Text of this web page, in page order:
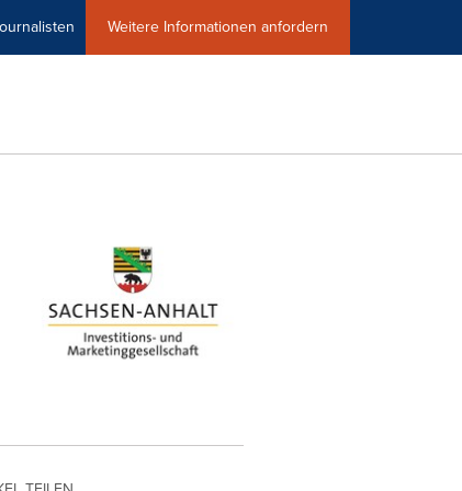
Weitere Informationen anfordern